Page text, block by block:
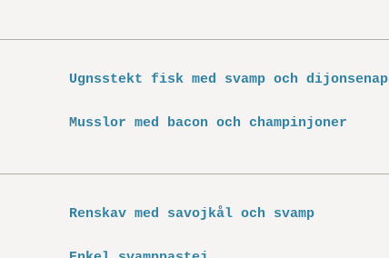
Ugnsstekt fisk med svamp och dijonsenap
Musslor med bacon och champinjoner
Renskav med savojkål och svamp